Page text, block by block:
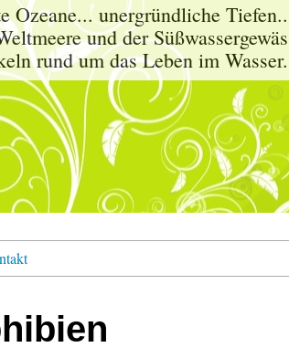
Ozeane... unergründliche
und der
rund um das Leben im